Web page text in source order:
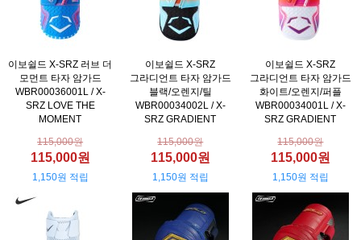
이보쉴드 X-SRZ 러브 더
모먼트 타자 암가드
WBR00036001L / X-
SRZ LOVE THE
MOMENT
115,000원
115,000원
1,150원 적립
이보쉴드 X-SRZ
그라디언트 타자 암가드
블랙/오렌지/틸
WBR00034002L / X-
SRZ GRADIENT
115,000원
115,000원
1,150원 적립
이보쉴드 X-SRZ
그라디언트 타자 암가드
화이트/오렌지/퍼플
WBR00034001L / X-
SRZ GRADIENT
115,000원
115,000원
1,150원 적립